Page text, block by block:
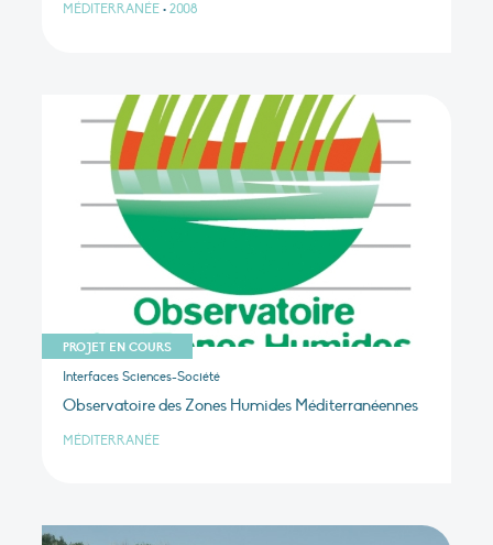
MÉDITERRANÉE • 2008
PROJET EN COURS
Interfaces Sciences-Société
Observatoire des Zones Humides Méditerranéennes
MÉDITERRANÉE